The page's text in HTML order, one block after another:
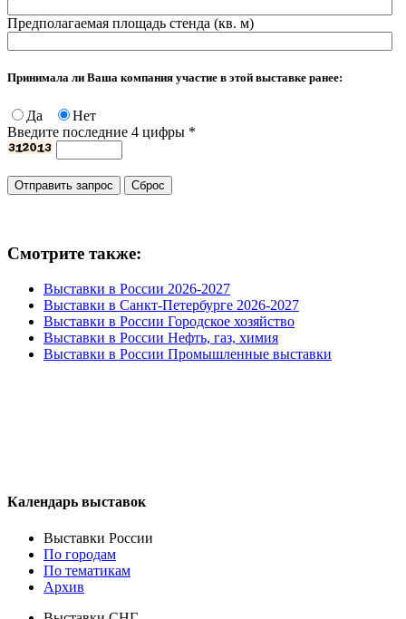
Предполагаемая площадь стенда (кв. м)
Принимала ли Ваша компания участие в этой выставке ранее:
Да
Нет
Введите последние 4 цифры *
Смотрите также:
Выставки в России 2026-2027
Выставки в Санкт-Петербурге 2026-2027
Выставки в России Городское хозяйство
Выставки в России Нефть, газ, химия
Выставки в России Промышленные выставки
Календарь выставок
Выставки России
По городам
По тематикам
Архив